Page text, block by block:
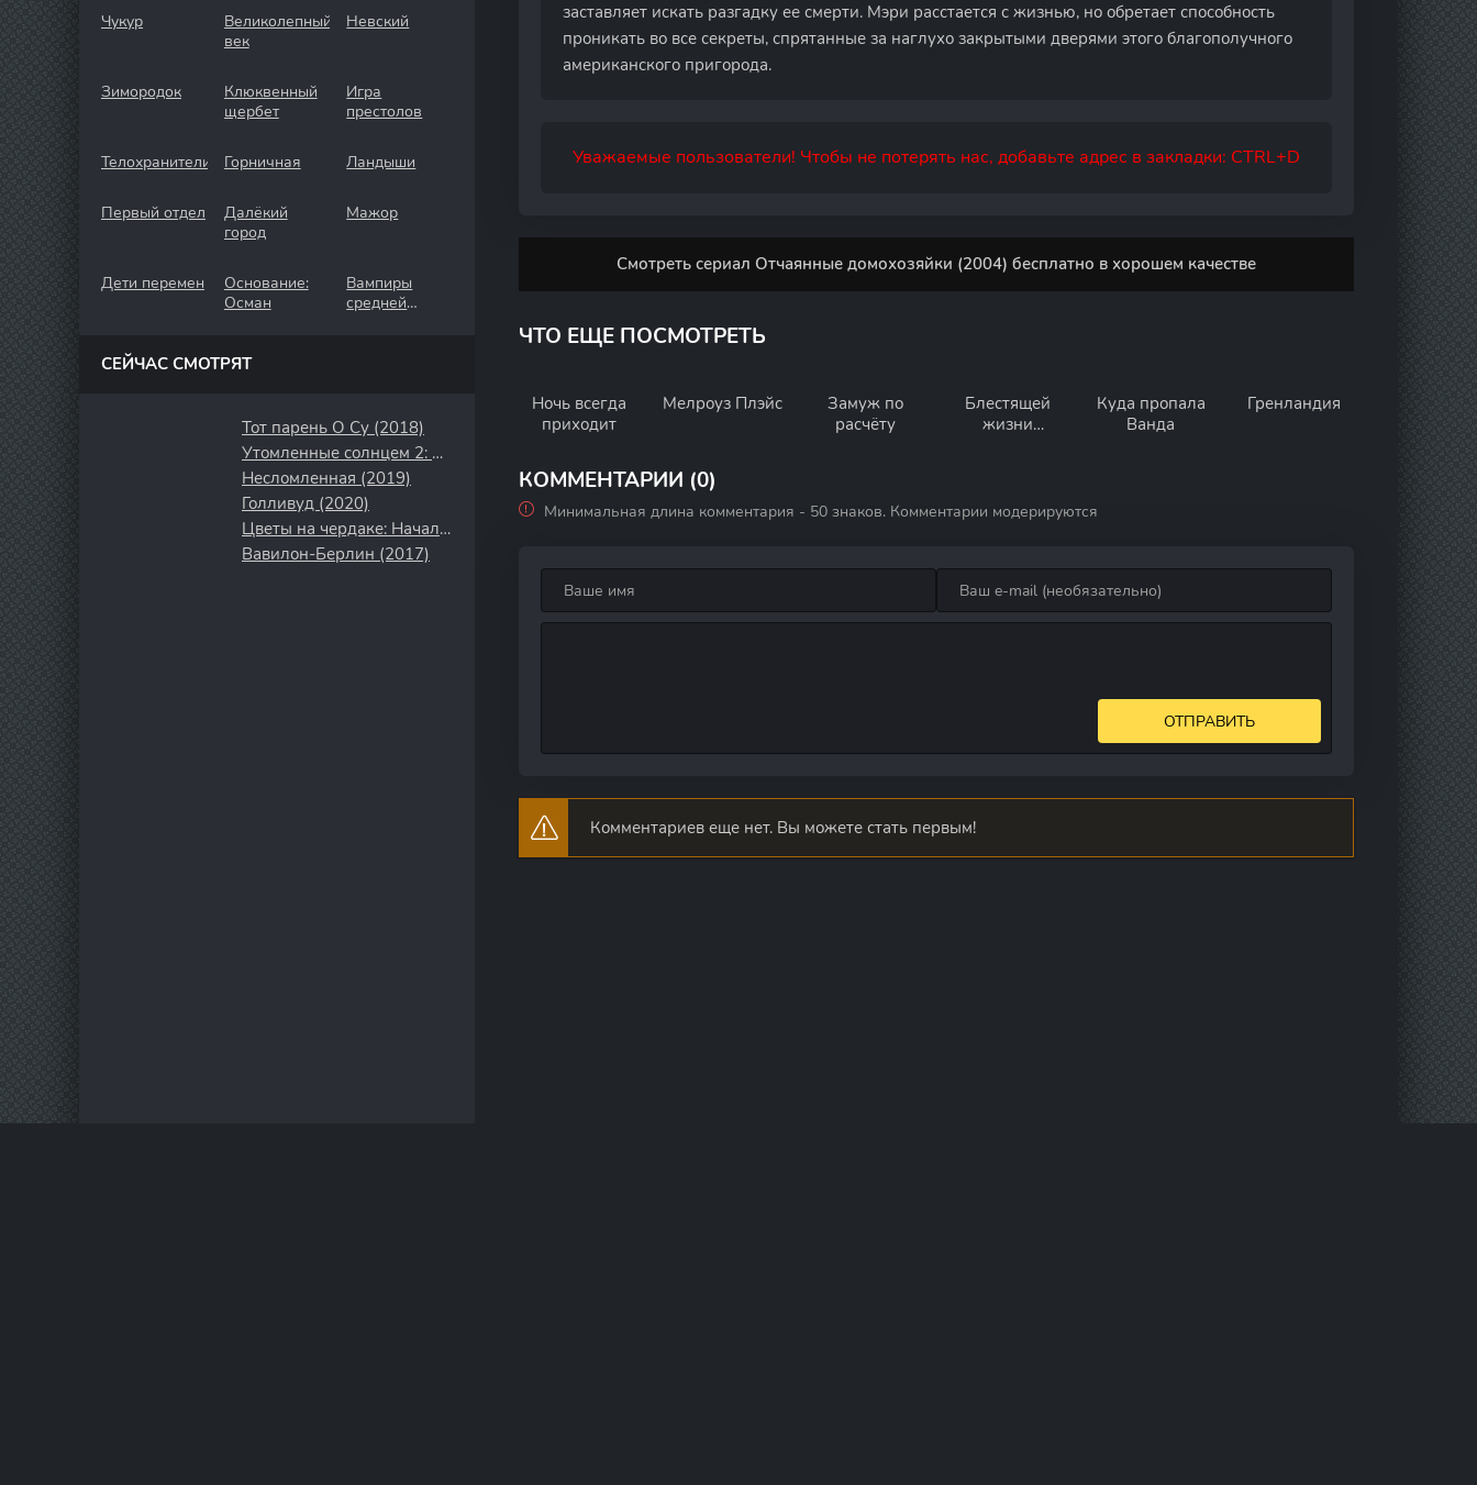
заставляет искать разгадку ее смерти. Мэри расстается с жизнью, но обретает способность
проникать во все секреты, спрятанные за наглухо закрытыми дверями этого благополучного
американского пригорода.
Уважаемые пользователи! Чтобы не потерять нас, добавьте адрес в закладки: CTRL+D
Смотреть сериал Отчаянные домохозяйки (2004) бесплатно в хорошем качестве
ЧТО ЕЩЕ ПОСМОТРЕТЬ
Ночь всегда
приходит
Мелроуз Плэйс
Замуж по
расчёту
Блестящей
жизни
Куда пропала
Ванда
Гренландия
КОММЕНТАРИИ (0)
Минимальная длина комментария - 50 знаков. Комментарии модерируются
ОТПРАВИТЬ
Комментариев еще нет. Вы можете стать первым!
Чукур
Великолепный
век
Невский
Зимородок
Клюквенный
щербет
Игра
престолов
Телохранители Горничная Ландыши
Первый отдел
Далёкий
город
Мажор
Дети перемен
Основание:
Осман
Вампиры
средней
СЕЙЧАС СМОТРЯТ
Тот парень О Су (2018)
Утомленные солнцем 2: Цитадель (2011)
Несломленная (2019)
Голливуд (2020)
Цветы на чердаке: Начало (2022)
Вавилон-Берлин (2017)